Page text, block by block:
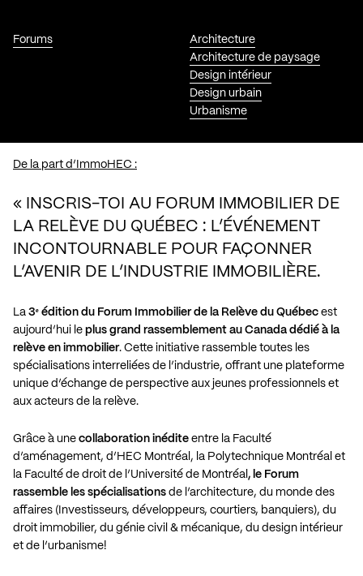
Forums
Architecture
Architecture de paysage
Design intérieur
Design urbain
Urbanisme
De la part d’ImmoHEC :
« INSCRIS-TOI AU FORUM IMMOBILIER DE
LA RELÈVE DU QUÉBEC : L’ÉVÉNEMENT
INCONTOURNABLE POUR FAÇONNER
L’AVENIR DE L’INDUSTRIE IMMOBILIÈRE.
La 3ᵉ édition du Forum Immobilier de la Relève du Québec est
aujourd’hui le plus grand rassemblement au Canada dédié à la
relève en immobilier. Cette initiative rassemble toutes les
spécialisations interreliées de l’industrie, offrant une plateforme
unique d’échange de perspective aux jeunes professionnels et
aux acteurs de la relève.
Grâce à une collaboration inédite entre la Faculté
d’aménagement, d’HEC Montréal, la Polytechnique Montréal et
la Faculté de droit de l’Université de Montréal , le Forum
rassemble les spécialisations de l’architecture, du monde des
affaires (Investisseurs, développeurs, courtiers, banquiers), du
droit immobilier, du génie civil & mécanique, du design intérieur
et de l’urbanisme!